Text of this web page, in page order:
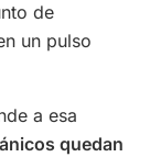
de
un pulso
a esa
quedan